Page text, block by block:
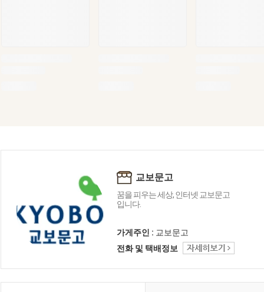
교보문고
꿈을 피우는 세상, 인터넷 교보문고
입니다.
가게주인 : 교보문고
전화 및 택배정보